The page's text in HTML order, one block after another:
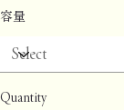
容量
Quantity